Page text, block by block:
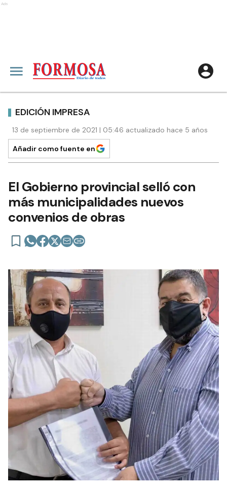
Ads
EDICIÓN IMPRESA
13 de septiembre de 2021 | 05:46 actualizado hace 5 años
Añadir como fuente en
El Gobierno provincial selló con
más municipalidades nuevos
convenios de obras